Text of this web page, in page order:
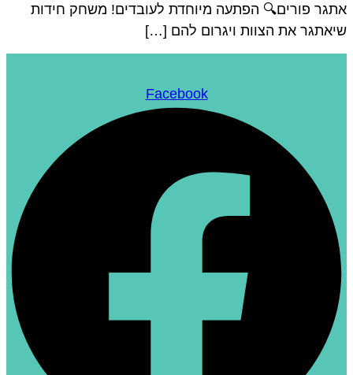
פורים🔍 הפתעה מיוחדת לעובדים! משחק חידות
את הצוות ויגרום להם […]
Facebook